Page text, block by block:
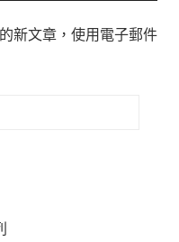
新文章，使用電子郵件